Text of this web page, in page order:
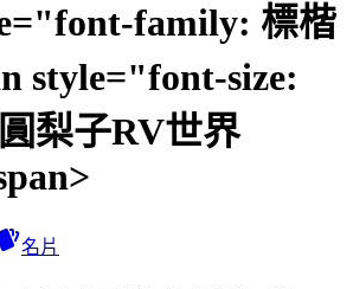
family: 標楷
style="font-size:
梨子RV世界
名片